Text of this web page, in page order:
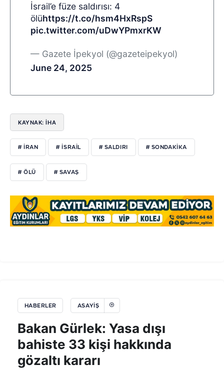
İsrail’e füze saldırısı: 4
ölühttps://t.co/hsm4HxRspS
pic.twitter.com/uDwYPmxrKW
— Gazete İpekyol (@gazeteipekyol)
June 24, 2025
KAYNAK: İHA
# IRAN # ISRAIL # SALDIRI # SONDAKIKA
# ÖLÜ # SAVAŞ
HABERLER ASAYIŞ
Bakan Gürlek: Yasa dışı
bahiste 33 kişi hakkında
gözaltı kararı